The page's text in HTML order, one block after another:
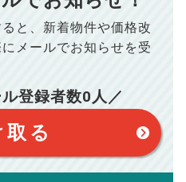
100,050 円
返済方式で試算しています。
入にて計算しております。
れの全期間で金利が変わらない設
、お借り入れを保証するものでは
れた方の、いかなる損害について
寄りの税務署などにご確認く
も概算であり、手残り金額を
。
記の費用、引っ越し費用、住
料等は含まれておりませんの
6万円＋消費税）
と、 新着物件や価格改
メールでお知らせを受
登録者数0 人／
取る